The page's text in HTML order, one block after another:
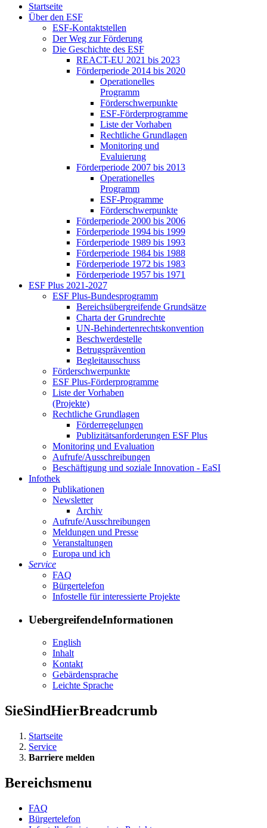
Start­sei­te
Über den ESF
ESF-Kon­takt­stel­len
Der Weg zur För­de­rung
Die Ge­schich­te des ESF
RE­ACT-EU 2021 bis 2023
För­der­pe­ri­ode 2014 bis 2020
Ope­ra­tio­nel­les
Pro­gramm
För­der­schwer­punk­te
ESF-För­der­pro­gram­me
Lis­te der Vor­ha­ben
Recht­li­che Grund­la­gen
Mo­ni­to­ring und
Eva­lu­ie­rung
För­der­pe­ri­ode 2007 bis 2013
Ope­ra­tio­nel­les
Pro­gramm
ESF-Pro­gram­me
För­der­schwer­punk­te
För­der­pe­ri­ode 2000 bis 2006
För­der­pe­ri­ode 1994 bis 1999
För­der­pe­ri­ode 1989 bis 1993
För­der­pe­ri­ode 1984 bis 1988
För­der­pe­ri­ode 1972 bis 1983
För­der­pe­ri­ode 1957 bis 1971
ESF Plus 2021-2027
ESF Plus-Bun­des­pro­gramm
Be­reichs­über­grei­fen­de Grund­sät­ze
Char­ta der Grund­rech­te
UN-Be­hin­der­ten­rechts­kon­ven­ti­on
Be­schwer­de­stel­le
Be­trugs­prä­ven­ti­on
Be­glei­taus­schuss
För­der­schwer­punk­te
ESF Plus-För­der­pro­gram­me
Lis­te der Vor­ha­ben
(Pro­jek­te)
Recht­li­che Grund­la­gen
För­der­re­ge­lun­gen
Pu­bli­zi­täts­an­for­de­run­gen ESF Plus
Mo­ni­to­ring und Eva­lua­ti­on
Auf­ru­fe/Aus­schrei­bun­gen
Be­schäf­ti­gung und so­zia­le In­no­va­ti­on - Ea­SI
In­fo­thek
Pu­bli­ka­tio­nen
Newslet­ter
Ar­chiv
Auf­ru­fe/Aus­schrei­bun­gen
Mel­dun­gen und Pres­se
Ver­an­stal­tun­gen
Eu­ro­pa und ich
Ser­vice
FAQ
Bür­ger­te­le­fon
In­fo­stel­le für in­ter­es­sier­te Pro­jek­te
UebergreifendeInformationen
English
In­halt
Kon­takt
Ge­bär­den­spra­che
Leich­te Spra­che
SieSindHierBreadcrumb
Startseite
Service
Barriere melden
Bereichsmenu
FAQ
Bür­ger­te­le­fon